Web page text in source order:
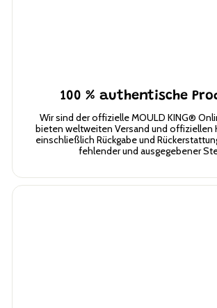
100 % authentische
Wir sind der offizielle MOULD KING®
bieten weltweiten Versand und offiziellen
einschließlich Rückgabe und
fehlender und ausgegebener